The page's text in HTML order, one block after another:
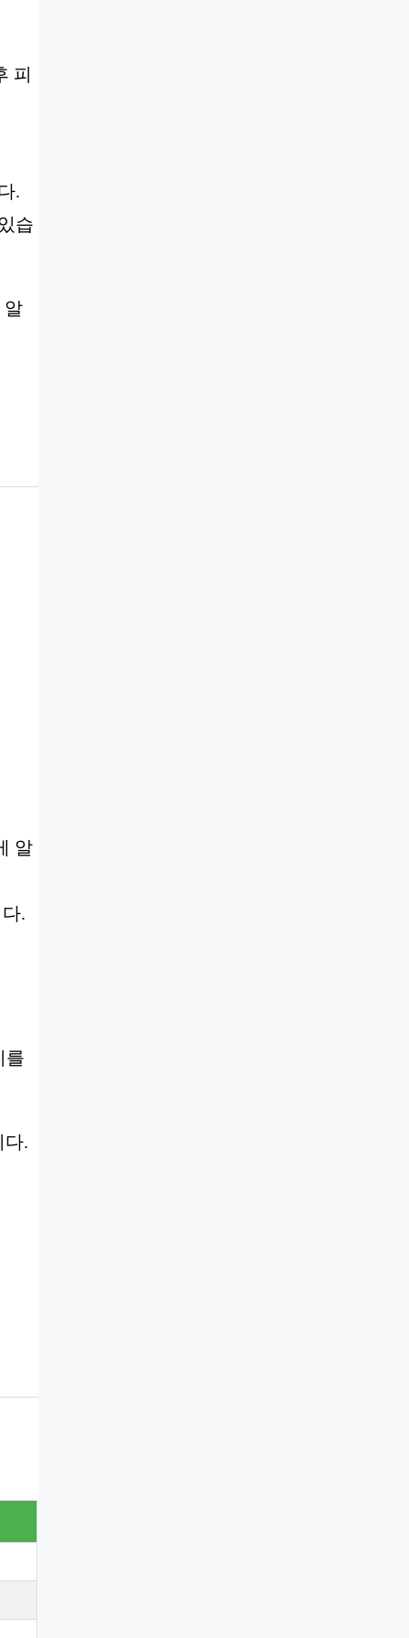
피
.
습
알
알
.
를
다.